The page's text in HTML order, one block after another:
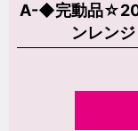
A-◆完動品
ンレン